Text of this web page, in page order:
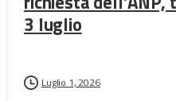
3 luglio
Luglio 1, 2026